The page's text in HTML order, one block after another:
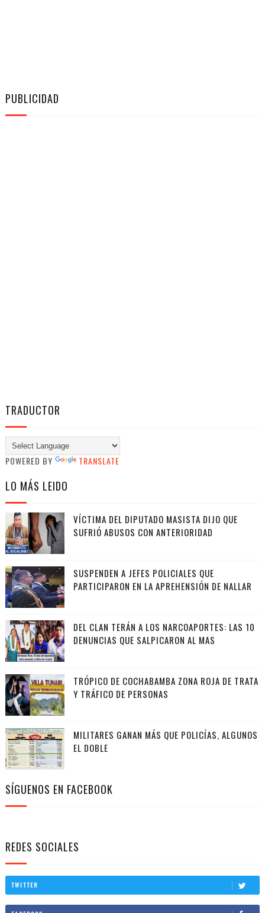
PUBLICIDAD
TRADUCTOR
POWERED BY TRANSLATE
LO MÁS LEIDO
VÍCTIMA DEL DIPUTADO MASISTA DIJO QUE
SUFRIÓ ABUSOS CON ANTERIORIDAD
SUSPENDEN A JEFES POLICIALES QUE
PARTICIPARON EN LA APREHENSIÓN DE NALLAR
DEL CLAN TERÁN A LOS NARCOAPORTES: LAS 10
DENUNCIAS QUE SALPICARON AL MAS
TRÓPICO DE COCHABAMBA ZONA ROJA DE TRATA
Y TRÁFICO DE PERSONAS
MILITARES GANAN MÁS QUE POLICÍAS, ALGUNOS
EL DOBLE
SÍGUENOS EN FACEBOOK
REDES SOCIALES
TWITTER